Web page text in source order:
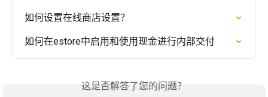
如何设置在线商店设置？
如何在estore中启用和使用现金进行内部交付
这是否解答了您的问题？